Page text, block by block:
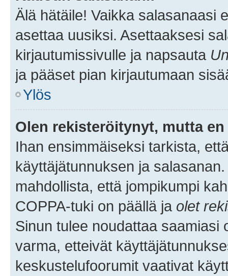
Älä hätäile! Vaikka salasanaasi
asettaa uusiksi. Asettaaksesi
kirjautumissivulle ja napsauta
ja pääset pian kirjautumaan
Ylös
Olen rekisteröitynyt, mutta
Ihan ensimmäiseksi tarkista,
käyttäjätunnuksen ja
mahdollista, että jompikumpi
COPPA-tuki on päällä ja olet
Sinun tulee noudattaa saamiasi
varma, etteivät
keskustelufoorumit vaativat